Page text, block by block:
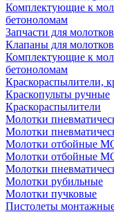
Комплектующие к
бетоноломам
Запчасти для
Клапаны для
Комплектующие к
бетоноломам
Краскораспылители,
Краскопульты ручные
Краскораспылители
Молотки
Молотки
Молотки отбойные
Молотки отбойные
Молотки
Молотки рубильные
Молотки пучковые
Пистолеты